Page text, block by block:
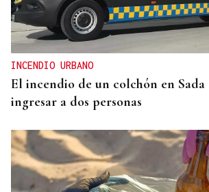
INCENDIO URBANO
El incendio de un colchón en Sada
ingresar a dos personas